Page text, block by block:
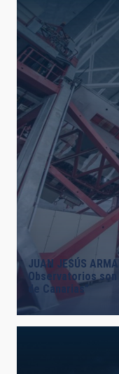
INSTALACIÓN
ETIQUETAS
FECHA DE
JUAN JESÚS
Observatorios
de Canarias”